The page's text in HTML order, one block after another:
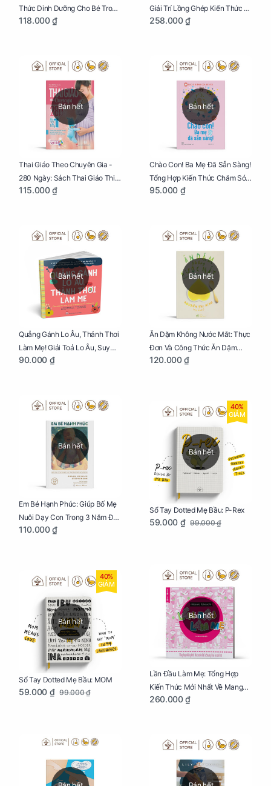
Thức Dinh Dưỡng Cho Bé Trong
Tuổi Ăn Dặm
118.000 ₫
Giải Trí Lồng Ghép Kiến Thức Và
Lời Khuyên Mang Thai Bổ Ích
258.000 ₫
Bán hết
Thai Giáo Theo Chuyên Gia -
280 Ngày: Sách Thai Giáo Thiết
Thực Nhất Cho Mẹ Bầu
115.000 ₫
Bán hết
Chào Con! Ba Mẹ Đã Sẵn Sàng!
Tổng Hợp Kiến Thức Chăm Sóc
Trẻ Sơ Sinh
95.000 ₫
Bán hết
Quẳng Gánh Lo Âu, Thảnh Thơi
Làm Mẹ! Giải Toả Lo Âu, Suy
Nghĩ Tiêu Cực Cho Mẹ
90.000 ₫
Bán hết
Ăn Dặm Không Nước Mắt: Thực
Đơn Và Công Thức Ăn Dặm
Kiểu Nhật
120.000 ₫
Bán hết
Em Bé Hạnh Phúc: Giúp Bố Mẹ
Nuôi Dạy Con Trong 3 Năm Đầu
Đời
110.000 ₫
Bán hết
40%
GIẢM
Sổ Tay Dotted Mẹ Bầu: P-Rex
59.000 ₫ 99.000 ₫
Bán hết
40%
GIẢM
Sổ Tay Dotted Mẹ Bầu: MOM
59.000 ₫ 99.000 ₫
Bán hết
Lần Đầu Làm Mẹ: Tổng Hợp
Kiến Thức Mới Nhất Về Mang
Thai Và Sinh Nở Cho Mẹ Bầu
260.000 ₫